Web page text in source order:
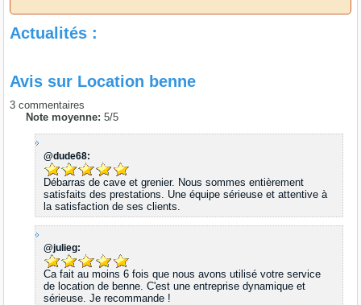
Actualités :
Avis sur Location benne
3 commentaires
Note moyenne:5/5
@dude68:
Débarras de cave et grenier. Nous sommes entièrement
satisfaits des prestations. Une équipe sérieuse et attentive à
la satisfaction de ses clients.
@julieg:
Ca fait au moins 6 fois que nous avons utilisé votre service
de location de benne. C'est une entreprise dynamique et
sérieuse. Je recommande !